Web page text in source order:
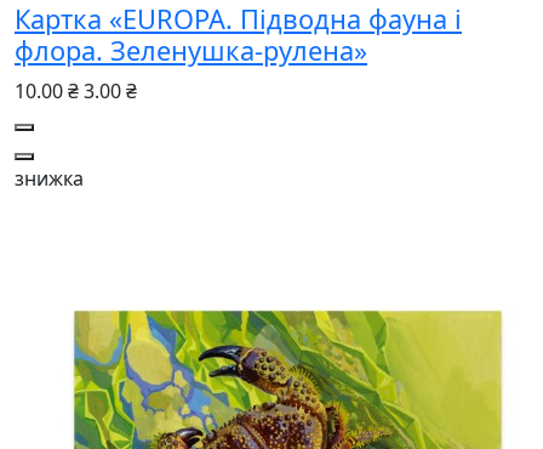
Картка «EUROPA. Підводна фауна і
флора. Зеленушка-рулена»
10.00 ₴3.00 ₴
знижка